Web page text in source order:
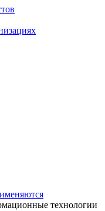
технологии